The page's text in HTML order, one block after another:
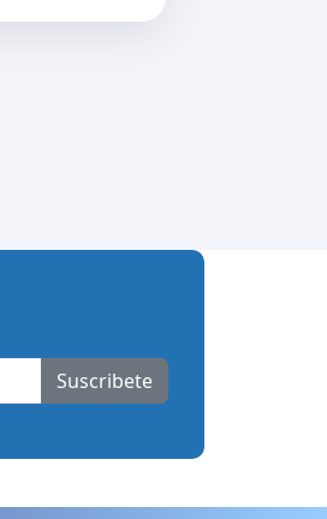
Suscribete